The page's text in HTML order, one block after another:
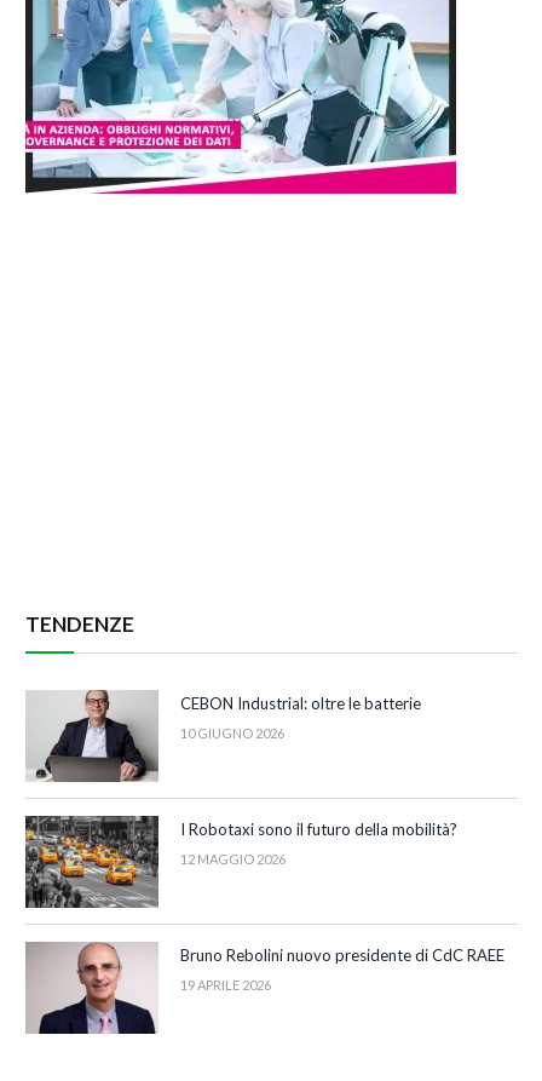
TENDENZE
CEBON Industrial: oltre le batterie
10 GIUGNO 2026
I Robotaxi sono il futuro della mobilità?
12 MAGGIO 2026
Bruno Rebolini nuovo presidente di CdC RAEE
19 APRILE 2026